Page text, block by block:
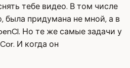
тебе видео. В том числе
была придумана не мной, а в
Но те же самые задачи у
И когда он